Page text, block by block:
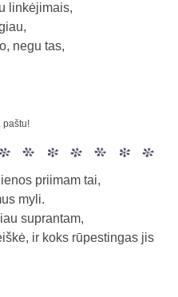
linkėjimais,
negu tas,
paštu!
priimam tai,
myli.
suprantam,
ir koks rūpestingas jis